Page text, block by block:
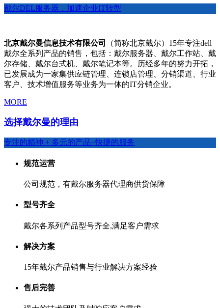
戴尔DEL服务器，加速企业IT转型
北京戴尔曼信息技术有限公司
（简称北京戴尔）15年专注dell
戴尔全系列产品的销售，包括：戴尔服务器、戴尔工作站、戴
尔存储、戴尔台式机、戴尔笔记本等。历经多年的努力开拓，
已发展成为一家集供应链管理、连锁店管理、分销渠道、行业
客户、技术增值服务等业务为一体的IT分销企业。
MORE
选择戴尔曼的理由
专注的精神 + 多元的产品+快捷的服务
规范运营
公司规范，有戴尔服务器代理商供货保障
型号齐全
戴尔各系列产品型号齐全,满足客户需求
解决方案
15年戴尔产品销售与行业解决方案经验
售后完善